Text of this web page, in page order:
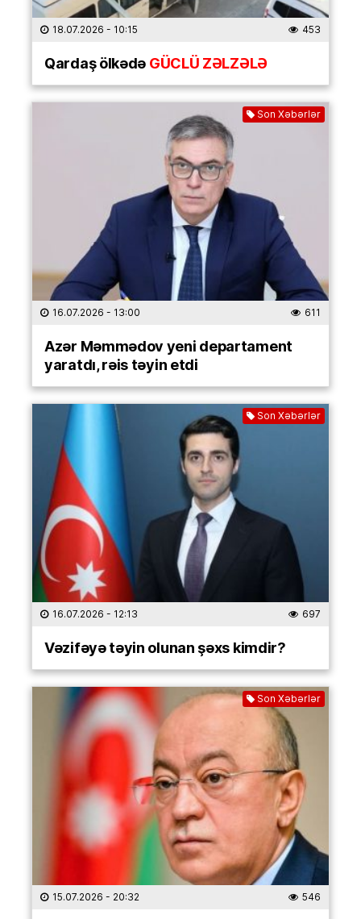
18.07.2026 - 10:15 453
Qardaş ölkədəGÜCLÜ ZƏLZƏLƏ
Son Xəbərlər
16.07.2026 - 13:00 611
Azər Məmmədov yeni departament
yaratdı, rəis təyin etdi
Son Xəbərlər
16.07.2026 - 12:13 697
Vəzifəyə təyin olunan şəxs kimdir?
Son Xəbərlər
15.07.2026 - 20:32 546